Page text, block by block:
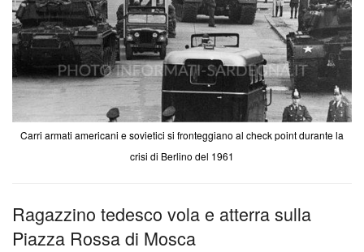
Carri armati americani e sovietici si fronteggiano al check point durante la
crisi di Berlino del 1961
Ragazzino tedesco vola e atterra sulla
Piazza Rossa di Mosca